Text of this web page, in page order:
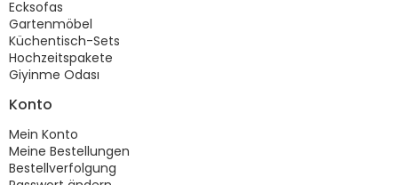
Ecksofas
Gartenmöbel
Küchentisch-Sets
Hochzeitspakete
Giyinme Odası
Konto
Mein Konto
Meine Bestellungen
Bestellverfolgung